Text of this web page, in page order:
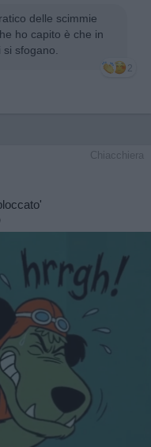
delle scimmie
ho capito è che in
sfogano.
2
Chiacchiera